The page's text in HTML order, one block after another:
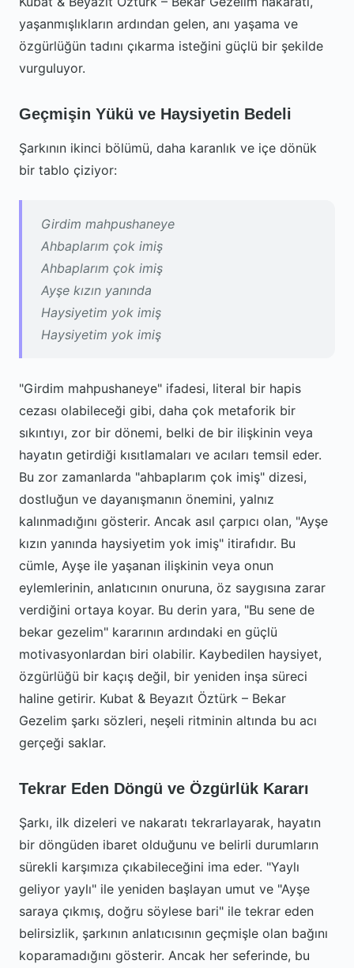
yaşanmışlıkların ardından gelen, anı yaşama ve
özgürlüğün tadını çıkarma isteğini güçlü bir şekilde
vurguluyor.
Geçmişin Yükü ve Haysiyetin Bedeli
Şarkının ikinci bölümü, daha karanlık ve içe dönük
bir tablo çiziyor:
Girdim mahpushaneye
Ahbaplarım çok imiş
Ahbaplarım çok imiş
Ayşe kızın yanında
Haysiyetim yok imiş
Haysiyetim yok imiş
"Girdim mahpushaneye" ifadesi, literal bir hapis
cezası olabileceği gibi, daha çok metaforik bir
sıkıntıyı, zor bir dönemi, belki de bir ilişkinin veya
hayatın getirdiği kısıtlamaları ve acıları temsil eder.
Bu zor zamanlarda "ahbaplarım çok imiş" dizesi,
dostluğun ve dayanışmanın önemini, yalnız
kalınmadığını gösterir. Ancak asıl çarpıcı olan, "Ayşe
kızın yanında haysiyetim yok imiş" itirafıdır. Bu
cümle, Ayşe ile yaşanan ilişkinin veya onun
eylemlerinin, anlatıcının onuruna, öz saygısına zarar
verdiğini ortaya koyar. Bu derin yara, "Bu sene de
bekar gezelim" kararının ardındaki en güçlü
motivasyonlardan biri olabilir. Kaybedilen haysiyet,
özgürlüğü bir kaçış değil, bir yeniden inşa süreci
haline getirir. Kubat & Beyazıt Öztürk – Bekar
Gezelim şarkı sözleri, neşeli ritminin altında bu acı
gerçeği saklar.
Tekrar Eden Döngü ve Özgürlük Kararı
Şarkı, ilk dizeleri ve nakaratı tekrarlayarak, hayatın
bir döngüden ibaret olduğunu ve belirli durumların
sürekli karşımıza çıkabileceğini ima eder. "Yaylı
geliyor yaylı" ile yeniden başlayan umut ve "Ayşe
saraya çıkmış, doğru söylese bari" ile tekrar eden
belirsizlik, şarkının anlatıcısının geçmişle olan bağını
koparamadığını gösterir. Ancak her seferinde, bu